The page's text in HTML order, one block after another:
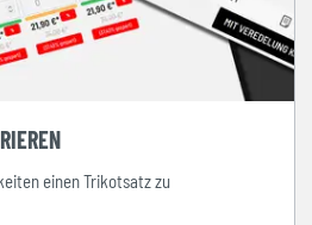
einen Trikotsatz zu